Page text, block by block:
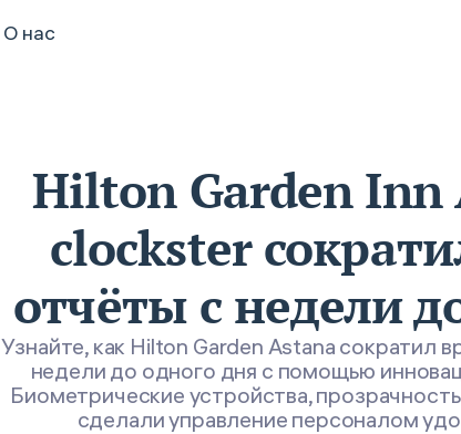
О нас
Hilton Garden Inn
clockster
отчёты с недели
Узнайте, как Hilton Garden Astana сократил
недели до одного дня с помощью
Биометрические устройства,
сделали управление персоналом